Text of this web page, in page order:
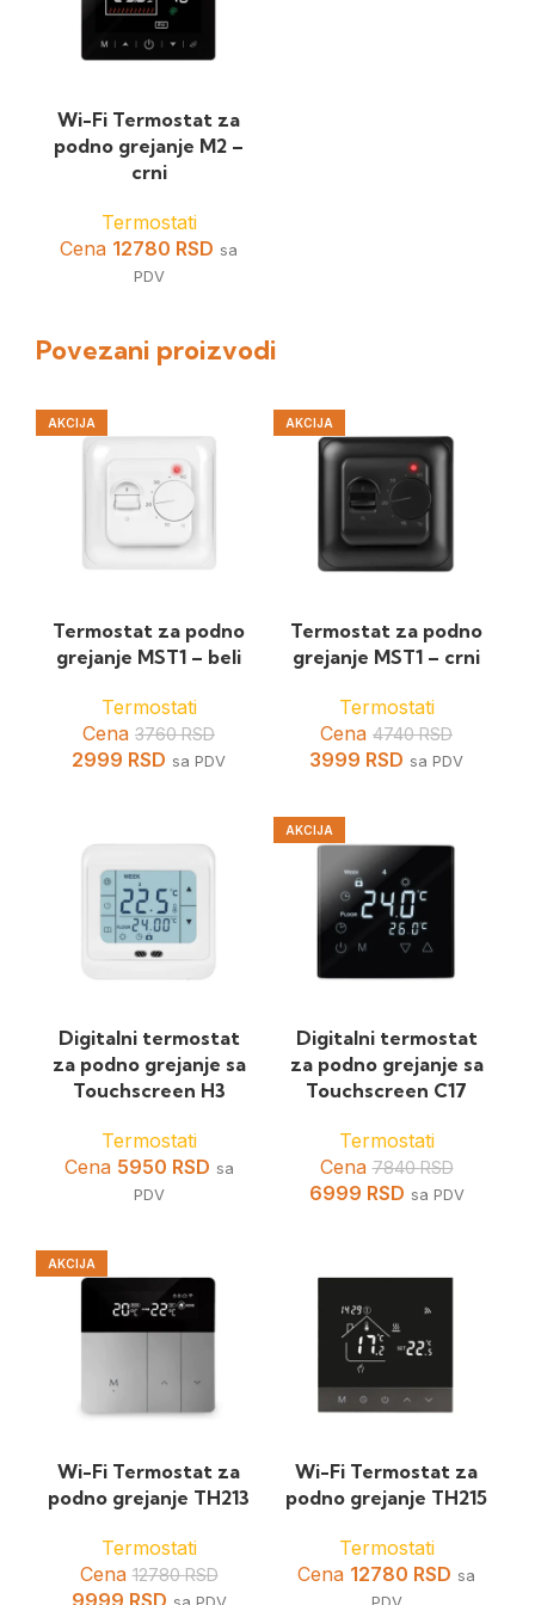
Wi-Fi Termostat za
podno grejanje M2 –
crni
Termostati
Cena 12780 RSD sa
PDV
Povezani proizvodi
AKCIJA
Termostat za podno
grejanje MST1 – beli
Termostati
Cena 3760RSD
2999 RSD sa PDV
AKCIJA
Termostat za podno
grejanje MST1 – crni
Termostati
Cena 4740RSD
3999 RSD sa PDV
Digitalni termostat
za podno grejanje sa
Touchscreen H3
Termostati
Cena 5950 RSD sa
PDV
AKCIJA
Digitalni termostat
za podno grejanje sa
Touchscreen C17
Termostati
Cena7840RSD
6999 RSD sa PDV
AKCIJA
Wi-Fi Termostat za
podno grejanje TH213
Termostati
Cena12780RSD
Wi-Fi Termostat za
podno grejanje TH215
Termostati
Cena 12780 RSD sa